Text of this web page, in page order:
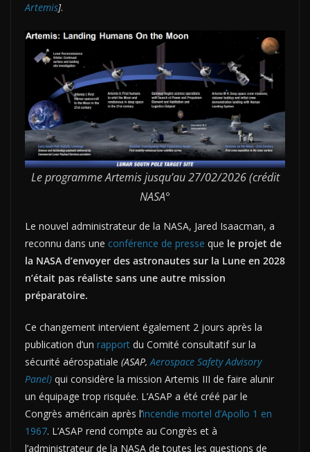
Artemis].
Le programme Artemis jusqu’au 27/02/2026 (crédit
NASA°
Le nouvel administrateur de la NASA, Jared Isaacman, a
reconnu dans une conférence de presse que le projet de
la NASA d’envoyer des astronautes sur la Lune en 2028
n’était pas réaliste sans une autre mission
préparatoire.
Ce changement intervient également 2 jours après la
publication d’un rapport du Comité consultatif sur la
sécurité aérospatiale (ASAP,Aerospace Safety Advisory
Panel) qui considère la mission Artemis III de faire alunir
un équipage trop risquée. L’ASAP a été créé par le
Congrès américain après l’incendie mortel d’Apollo 1 en
1967. L’ASAP rend compte au Congrès et à
l’administrateur de la NASA de toutes les questions de